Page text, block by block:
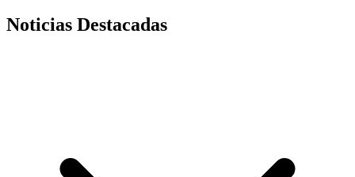
Noticias Destacadas